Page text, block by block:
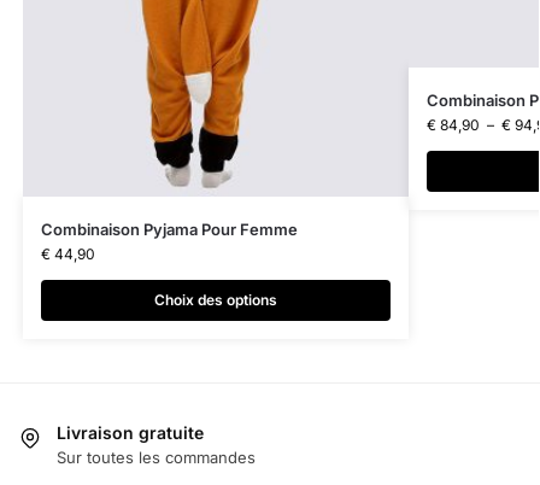
Combinaison Pyjama Pour Femme
€44,90
Choix des options
Combinaison
€84,90 – €
Livraison gratuite
Sur toutes les commandes